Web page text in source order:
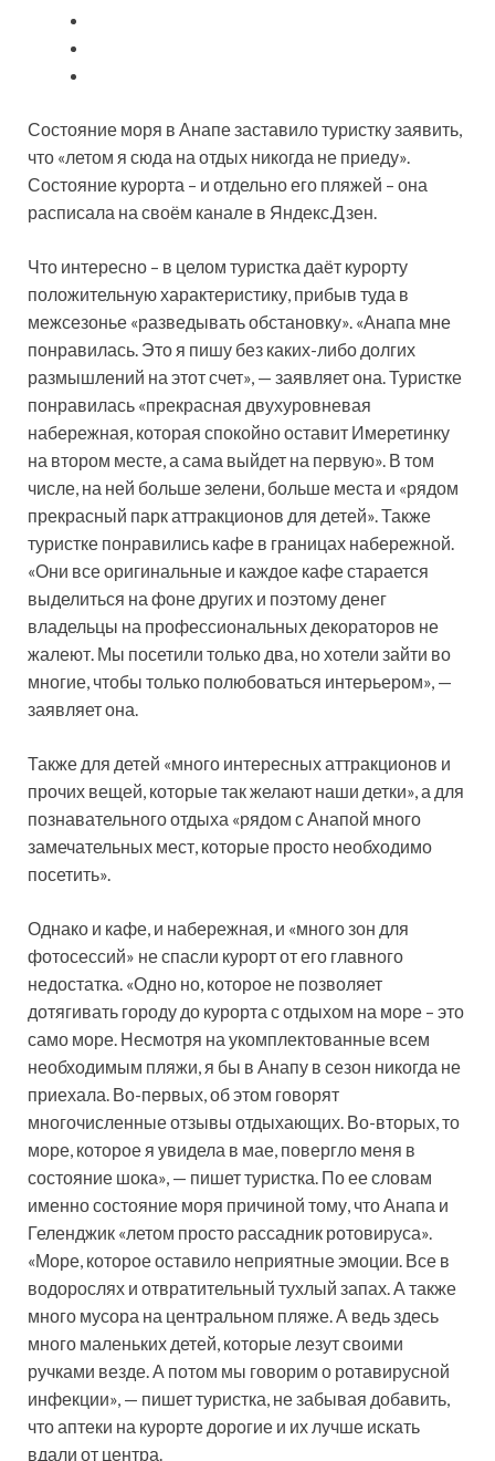
Состояние моря в Анапе заставило туристку заявить,
что «летом я сюда на отдых никогда не приеду».
Состояние курорта – и отдельно его пляжей – она
расписала на своём канале в Яндекс.Дзен.
Что интересно – в целом туристка даёт курорту
положительную характеристику, прибыв туда в
межсезонье «разведывать обстановку». «Анапа мне
понравилась. Это я пишу без каких-либо долгих
размышлений на этот счет», — заявляет она. Туристке
понравилась «прекрасная двухуровневая
набережная, которая спокойно оставит Имеретинку
на втором месте, а сама выйдет на первую». В том
числе, на ней больше зелени, больше места и «рядом
прекрасный парк аттракционов для детей». Также
туристке понравились кафе в границах набережной.
«Они все оригинальные и каждое кафе старается
выделиться на фоне других и поэтому денег
владельцы на профессиональных декораторов не
жалеют. Мы посетили только два, но хотели зайти во
многие, чтобы только полюбоваться интерьером», —
заявляет она.
Также для детей «много интересных аттракционов и
прочих вещей, которые так желают наши детки», а для
познавательного отдыха «рядом с Анапой много
замечательных мест, которые просто необходимо
посетить».
Однако и кафе, и набережная, и «много зон для
фотосессий» не спасли курорт от его главного
недостатка. «Одно но, которое не позволяет
дотягивать городу до курорта с отдыхом на море – это
само море. Несмотря на укомплектованные всем
необходимым пляжи, я бы в Анапу в сезон никогда не
приехала. Во-первых, об этом говорят
многочисленные отзывы отдыхающих. Во-вторых, то
море, которое я увидела в мае, повергло меня в
состояние шока», — пишет туристка. По ее словам
именно состояние моря причиной тому, что Анапа и
Геленджик «летом просто рассадник ротовируса».
«Море, которое оставило неприятные эмоции. Все в
водорослях и отвратительный тухлый запах. А также
много мусора на центральном пляже. А ведь здесь
много маленьких детей, которые лезут своими
ручками везде. А потом мы говорим о ротавирусной
инфекции», — пишет туристка, не забывая добавить,
что аптеки на курорте дорогие и их лучше искать
вдали от центра.